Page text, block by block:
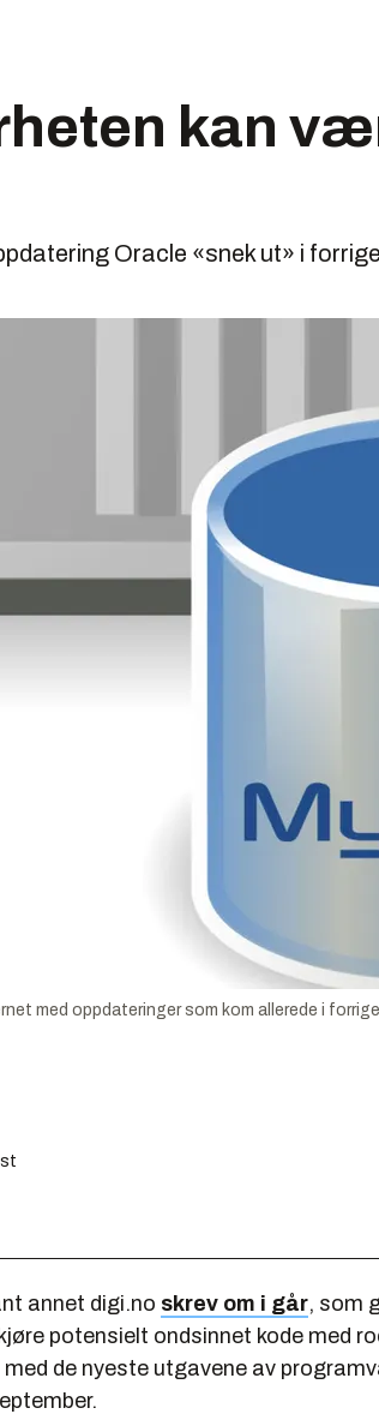
kan
Oracle «snek ut» i
med oppdateringer som kom allerede i
annet digi.no skrev om i går, som
potensielt ondsinnet kode med
de nyeste utgavene av